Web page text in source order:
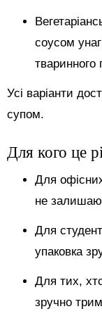
соусом
тваринного
Усі варіанти
супом.
Для кого це
Для
не
Для
упаковка
Для тих,
зручно